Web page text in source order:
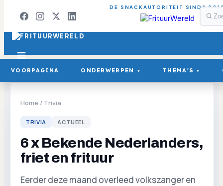
DE SNACKAUTORITEIT SINDS
VOORPAGINA ONDERWERPEN ▾ THEMA'S ▾
Home / Trivia
TRIVIA ACTUEEL
6 x Bekende Nederlanders,
friet en frituur
Eerder deze maand overleed volkszanger en